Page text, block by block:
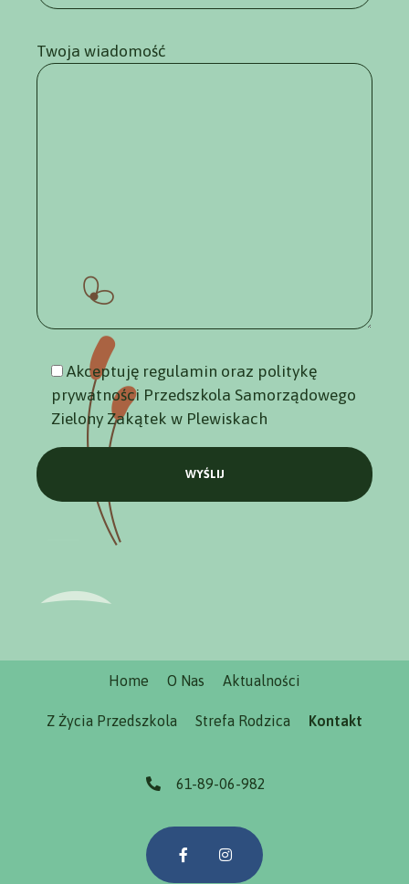
Twoja wiadomość
Akceptuję regulamin oraz politykę
prywatności Przedszkola Samorządowego
Zielony Zakątek w Plewiskach
Home O Nas Aktualności
Z Życia Przedszkola Strefa Rodzica Kontakt
61-89-06-982